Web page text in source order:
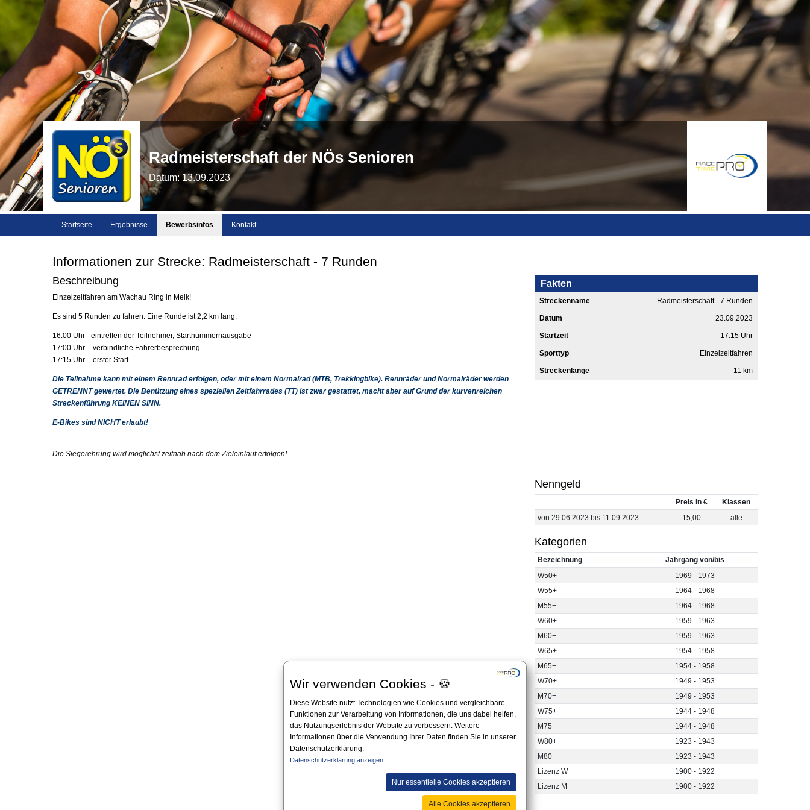
Wir verwenden Cookies - 🍪
Diese Website nutzt Technologien wie Cookies und vergleichbare
Funktionen zur Verarbeitung von Informationen, die uns dabei helfen,
das Nutzungserlebnis der Website zu verbessern. Weitere
Informationen über die Verwendung Ihrer Daten finden Sie in unserer
Datenschutzerklärung.
Datenschutzerklärung anzeigen
Nur essentielle Cookies akzeptieren
Alle Cookies akzeptieren
Radmeisterschaft der NÖs Senioren
Datum: 13.09.2023
Startseite Ergebnisse Bewerbsinfos Kontakt
Informationen zur Strecke: Radmeisterschaft - 7 Runden
Beschreibung
Einzelzeitfahren am Wachau Ring in Melk!
Es sind 5 Runden zu fahren. Eine Runde ist 2,2 km lang.
16:00 Uhr - eintreffen der Teilnehmer, Startnummernausgabe
17:00 Uhr - verbindliche Fahrerbesprechung
17:15 Uhr - erster Start
Die Teilnahme kann mit einem Rennrad erfolgen, oder mit einem Normalrad (MTB, Trekkingbike). Rennräder und Normalräder werden
GETRENNT gewertet. Die Benützung eines speziellenZeitfahrrades (TT) ist zwar gestattet, macht aber auf Grund der kurvenreichen
Streckenführung KEINEN SINN.
E-Bikes sind NICHT erlaubt!
Die Siegerehrung wird möglichst zeitnah nach dem Zieleinlauf erfolgen!
Fakten
Streckenname Radmeisterschaft - 7 Runden
Datum 23.09.2023
Startzeit 17:15 Uhr
Sporttyp Einzelzeitfahren
Streckenlänge 11 km
Nenngeld
Preis in €
Klassen
von 29.06.2023 bis 11.09.2023
15,00 alle
Kategorien
Bezeichnung
Jahrgang von/bis
W50+
1969 - 1973
W55+
1964 - 1968
M55+
1964 - 1968
W60+
1959 - 1963
M60+
1959 - 1963
W65+
1954 - 1958
M65+
1954 - 1958
W70+
1949 - 1953
M70+
1949 - 1953
W75+
1944 - 1948
M75+
1944 - 1948
W80+
1923 - 1943
M80+
1923 - 1943
Lizenz W
1900 - 1922
Lizenz M
1900 - 1922